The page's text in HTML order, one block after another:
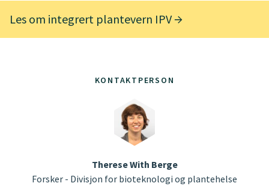
KONTAKTPERSON
Therese With Berge
Forsker - Divisjon for bioteknologi og plantehelse
Les om integrert plantevern IPV